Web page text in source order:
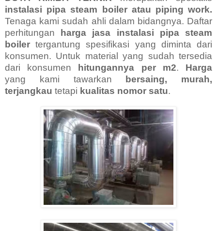
instalasi pipa steam boiler atau piping work.
Tenaga kami sudah ahli dalam bidangnya. Daftar
perhitungan
harga jasa instalasi pipa steam
boiler tergantung spesifikasi yang diminta dari
konsumen. Untuk material yang sudah tersedia
dari konsumen
hitungannya per m2. Harga
yang kami tawarkan
bersaing, murah,
terjangkau tetapi kualitas nomor satu.